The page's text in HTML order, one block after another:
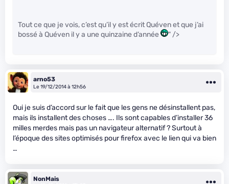
Tout ce que je vois, c’est qu’il y est écrit Quéven et que j’ai
bossé à Quéven il y a une quinzaine d’année
" />
arno53
Le 19/12/2014 à 12h56
Oui je suis d’accord sur le fait que les gens ne désinstallent pas,
mais ils installent des choses …. Ils sont capables d’installer 36
milles merdes mais pas un navigateur alternatif ? Surtout à
l’époque des sites optimisés pour firefox avec le lien qui va bien
…
NonMais